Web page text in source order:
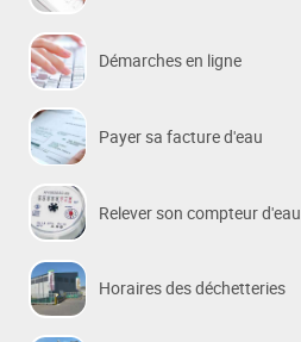
Démarches en ligne
Payer sa facture d'eau
Relever son compteur d'eau
Horaires des déchetteries